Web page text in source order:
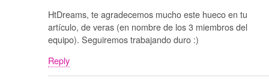
HtDreams, te agradecemos mucho este hueco en tu
artículo, de veras (en nombre de los 3 miembros del
equipo). Seguiremos trabajando duro :)
Reply